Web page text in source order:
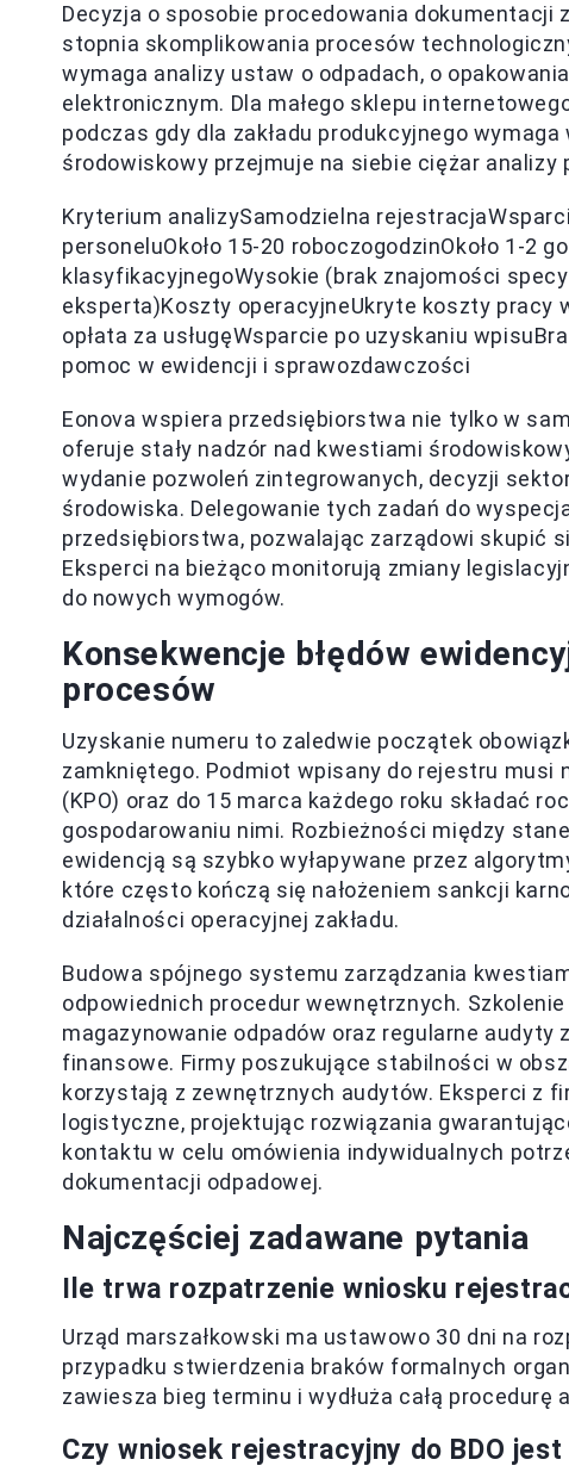
Decyzja o sposobie procedowania
stopnia skomplikowania procesów
wymaga analizy ustaw o odpadach, o
elektronicznym. Dla małego sklepu
podczas gdy dla zakładu produkcyjnego
środowiskowy przejmuje na siebie ciężar analizy
Kryterium analizySamodzielna
personeluOkoło 15-20 roboczogodzinOkoło 1-2
klasyfikacyjnegoWysokie (brak znajomości
eksperta)Koszty operacyjneUkryte koszty pracy
opłata za usługęWsparcie po uzyskaniu
pomoc w ewidencji i sprawozdawczości
Eonova wspiera przedsiębiorstwa nie tylko w
oferuje stały nadzór nad kwestiami
wydanie pozwoleń zintegrowanych, decyzji
środowiska. Delegowanie tych zadań do
przedsiębiorstwa, pozwalając zarządowi skupić
Eksperci na bieżąco monitorują zmiany
do nowych wymogów.
Konsekwencje błędów
procesów
Uzyskanie numeru to zaledwie początek
zamkniętego. Podmiot wpisany do rejestru musi
(KPO) oraz do 15 marca każdego roku składać
gospodarowaniu nimi. Rozbieżności między
ewidencją są szybko wyłapywane przez
które często kończą się nałożeniem sankcji
działalności operacyjnej zakładu.
Budowa spójnego systemu zarządzania
odpowiednich procedur wewnętrznych.
magazynowanie odpadów oraz regularne
finansowe. Firmy poszukujące stabilności w
korzystają z zewnętrznych audytów. Eksperci z
logistyczne, projektując rozwiązania
kontaktu w celu omówienia indywidualnych
dokumentacji odpadowej.
Najczęściej zadawane pytania
Ile trwa rozpatrzenie wniosku
Urząd marszałkowski ma ustawowo 30 dni na
przypadku stwierdzenia braków formalnych
zawiesza bieg terminu i wydłuża całą procedurę
Czy wniosek rejestracyjny do BDO jest